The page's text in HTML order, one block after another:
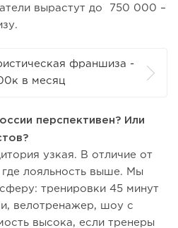
вырастут до 750 000 –
франшиза -
в месяц
перспективен? Или
узкая. В отличие от
лояльность выше. Мы
тренировки 45 минут
велотренажер, шоу с
высока, если тренеры